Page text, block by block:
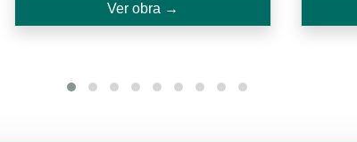
Ver obra →